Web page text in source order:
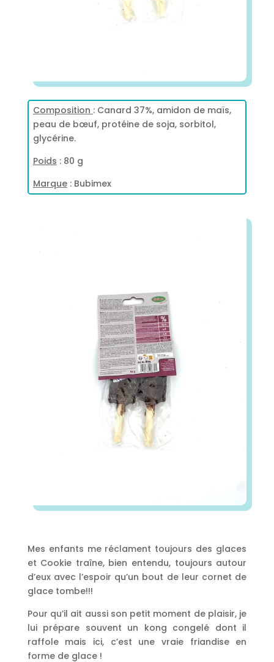
Composition : Canard 37%, amidon de maïs,
peau de bœuf, protéine de soja, sorbitol,
glycérine.
Poids : 80 g
Marque: Bubimex
Mes enfants me réclament toujours des glaces
et Cookie traîne, bien entendu, toujours autour
d’eux avec l’espoir qu’un bout de leur cornet de
glace tombe!!!
Pour qu’il ait aussi son petit moment de plaisir, je
lui prépare souvent un kong congelé dont il
raffole mais ici, c’est une vraie friandise en
forme de glace !